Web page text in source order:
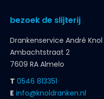
bezoek de slijterij
Drankenservice André Knol
Ambachtstraat 2
7609 RA Almelo
T 0546 813351
E info@knoldranken.nl